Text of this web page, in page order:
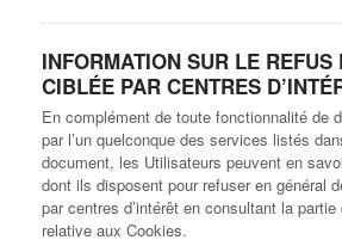
INFORMATION SUR LE
CIBLÉE PAR CENTRES
En complément de toute fonctionnalité de
par l’un quelconque des services listés
document, les Utilisateurs peuvent en
dont ils disposent pour refuser en général
par centres d’intérêt en consultant la
relative aux Cookies.